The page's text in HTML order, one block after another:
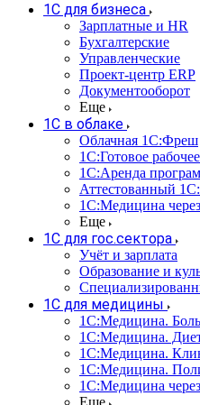
1С для бизнеса
Зарплатные и HR
Бухгалтерские
Управленческие
Проект-центр ERP
Документооборот
Еще
1C в облаке
Облачная 1С:Фреш
1С:Готовое
1C:Аренда
Аттестованный
1С:Медицина
Еще
1С для гос.сектора
Учёт и зарплата
Образование и
1С для медицины
1С:Медицина.
1С:Медицина.
1С:Медицина.
1С:Медицина.
1С:Медицина
Еще